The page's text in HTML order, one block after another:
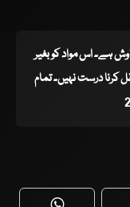
ہے۔ اس مواد کو بغیر
درست نہیں۔ تمام